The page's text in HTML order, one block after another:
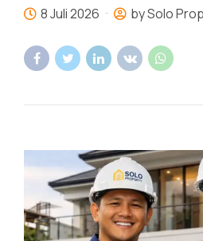
8 Juli 2026 by Solo